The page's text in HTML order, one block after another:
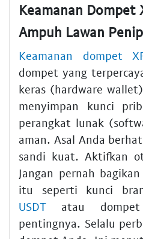
Keamanan Dompet
Ampuh Lawan
Keamanan dompet
dompet yang
keras (hardware
menyimpan kunci
perangkat lunak
aman. Asal Anda
sandi kuat. Aktifkan
Jangan pernah
itu seperti kunci
USDT atau
pentingnya. Selalu